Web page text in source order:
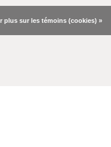
plus sur les témoins (cookies) »